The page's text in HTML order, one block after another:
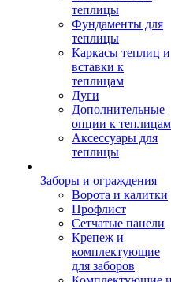
теплицы
Фундаменты для
теплицы
Каркасы теплиц и
вставки к
теплицам
Дуги
Дополнительные
опции к теплицам
Аксессуары для
теплицы
Заборы и ограждения
Ворота и калитки
Профлист
Сетчатые панели
Крепеж и
комплектующие
для заборов